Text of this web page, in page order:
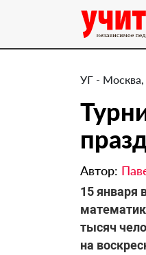
УГ -
Автор:
15 января
тысяч
на